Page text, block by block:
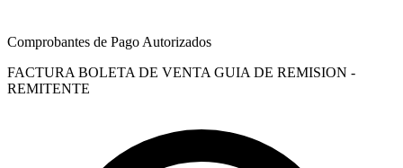
Comprobantes de Pago Autorizados
FACTURA BOLETA DE VENTA GUIA DE REMISION -
REMITENTE